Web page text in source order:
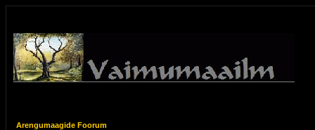
Arengumaagide Foorum